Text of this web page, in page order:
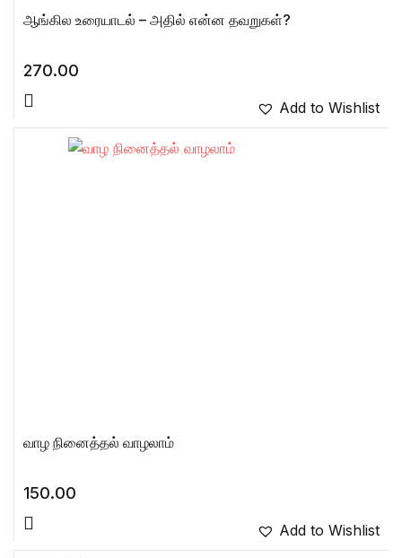
ஆங்கில உரையாடல் – அதில் என்ன தவறுகள்?
270.00
Add to Wishlist
வாழ நினைத்தல் வாழலாம்
150.00
Add to Wishlist